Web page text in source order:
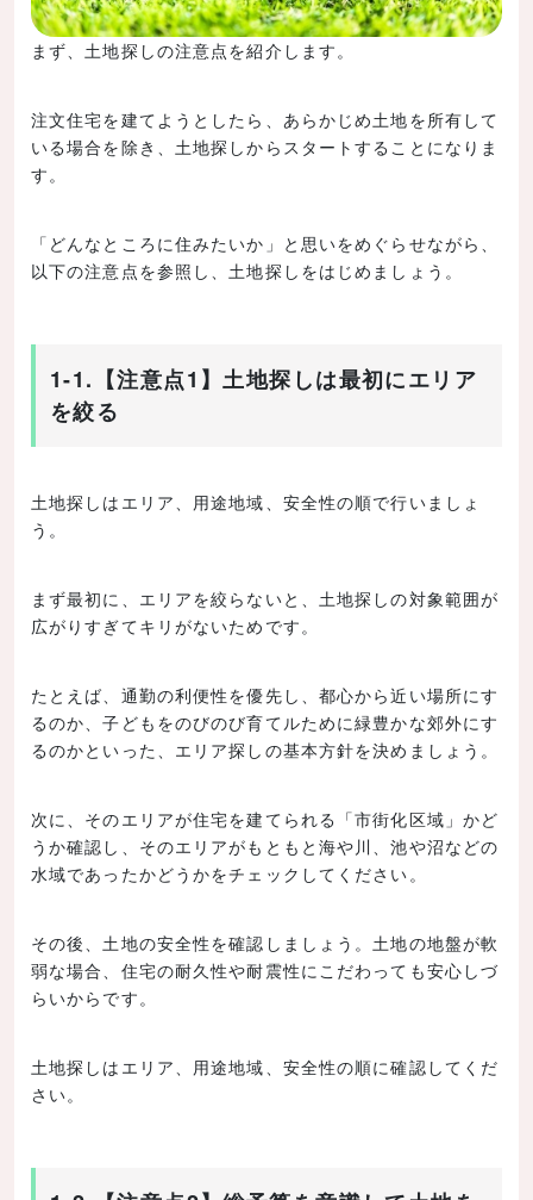
4-3.【注意点14】間取りは生活動線をイメージして決
める
4-5.【注意点16】吹き抜けはデメリットを含めて検討
する
4-7.【注意点18】生活音や外からの音を考慮する
4-10.【注意点21】間取りは将来のリフォームにも対
応させる
5-1.【注意点22】窓は役割を考えてサイズや数などを
ージして配置する
5-3.【注意点24】壁紙は大きめのサンプルで確認する
6-1.【注意点25】見積は複数社からとることを忘れな
6-3.【注意点27】「借りられる額」でなく「返せる
額」を遵守する
7.契約の注意点
7-1.【注意点29】契約書は4〜5日前に必ず受け取る
る
8.まとめ
まず、土地探しの注意点を紹介します。
注文住宅を建てようとしたら、あらかじめ土地を所有して
いる場合を除き、土地探しからスタートすることになりま
す。
「どんなところに住みたいか」と思いをめぐらせながら、
以下の注意点を参照し、土地探しをはじめましょう。
1-1.【注意点1】土地探しは最初にエリア
を絞る
土地探しはエリア、用途地域、安全性の順で行いましょ
う。
まず最初に、エリアを絞らないと、土地探しの対象範囲が
広がりすぎてキリがないためです。
たとえば、通勤の利便性を優先し、都心から近い場所にす
るのか、子どもをのびのび育てルために緑豊かな郊外にす
るのかといった、エリア探しの基本方針を決めましょう。
次に、そのエリアが住宅を建てられる「市街化区域」かど
うか確認し、そのエリアがもともと海や川、池や沼などの
水域であったかどうかをチェックしてください。
その後、土地の安全性を確認しましょう。土地の地盤が軟
弱な場合、住宅の耐久性や耐震性にこだわっても安心しづ
らいからです。
土地探しはエリア、用途地域、安全性の順に確認してくだ
さい。